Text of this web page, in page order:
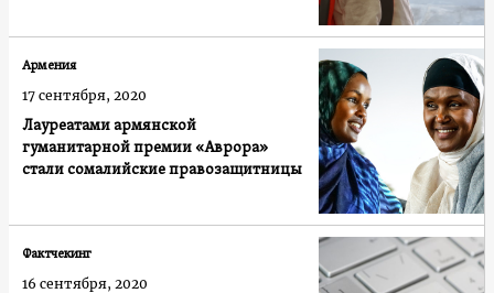
Лауреатами армянской
гуманитарной премии «Аврора»
стали сомалийские правозащитницы
Армения
17 сентября, 2020
Фактчекинг
16 сентября, 2020